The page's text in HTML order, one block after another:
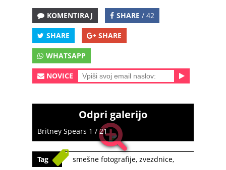
KOMENTIRAJ SHARE / 42
SHARE SHARE
WHATSAPP
NOVICE
Odpri galerijo
Britney Spears 1 / 21
Tag smešne fotografije, zvezdnice,